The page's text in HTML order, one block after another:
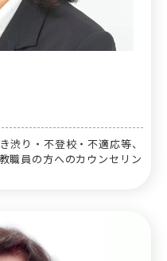
り・不登校・不適応等、
職員の方へのカウンセリン